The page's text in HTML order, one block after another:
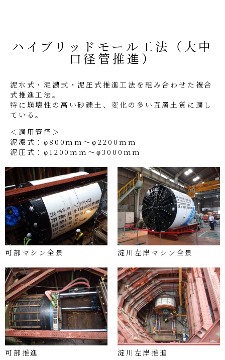
ハイブリッドモール工法（大中
口径管推進）
泥水式・泥濃式・泥圧式推進工法を組み合わせた複合
式推進工法。
特に崩壊性の高い砂礫土、変化の多い互層土質に適し
ている。
＜適用管径＞
泥濃式：φ800mm～φ2200mm
泥圧式：φ1200mm～φ3000mm
可部マシン全景 淀川左岸マシン全景
可部推進 淀川左岸推進